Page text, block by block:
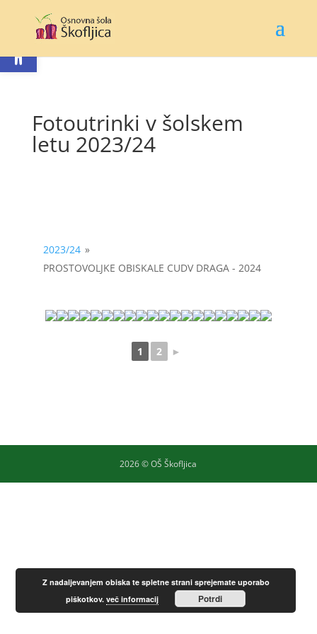
Open toolbar
Fotoutrinki v šolskem
letu 2023/24
2023/24 »
PROSTOVOLJKE OBISKALE CUDV DRAGA - 2024
1 2 ►
2026 © OŠ Škofljica
Z nadaljevanjem obiska te spletne strani sprejemate uporabo
piškotkov.več informacij Potrdi